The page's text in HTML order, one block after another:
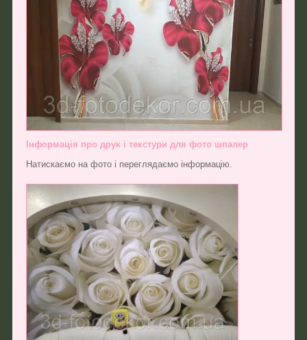
Інформація про друк і текстури для фото шпалер
Натискаємо на фото і переглядаємо інформацію.